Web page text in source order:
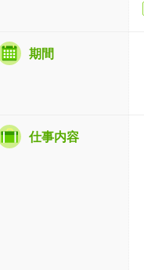
期間
仕事内容